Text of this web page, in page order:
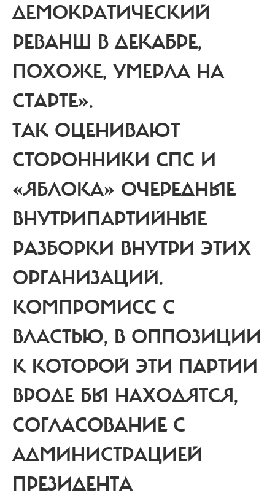
ДЕМОКРАТИЧЕСКИЙ
РЕВАНШ В ДЕКАБРЕ,
ПОХОЖЕ, УМЕРЛА НА
СТАРТЕ».
ТАК ОЦЕНИВАЮТ
СТОРОННИКИ СПС И
«ЯБЛОКА» ОЧЕРЕДНЫЕ
ВНУТРИПАРТИЙНЫЕ
РАЗБОРКИ ВНУТРИ ЭТИХ
ОРГАНИЗАЦИЙ.
КОМПРОМИСС С
ВЛАСТЬЮ, В ОППОЗИЦИИ
К КОТОРОЙ ЭТИ ПАРТИИ
ВРОДЕ БЫ НАХОДЯТСЯ,
СОГЛАСОВАНИЕ С
АДМИНИСТРАЦИЕЙ
ПРЕЗИДЕНТА